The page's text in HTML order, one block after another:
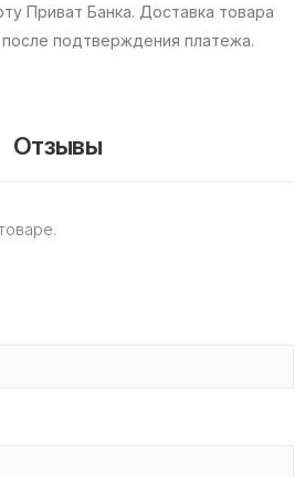
Приват Банка. Доставка товара
подтверждения платежа.
Отзывы